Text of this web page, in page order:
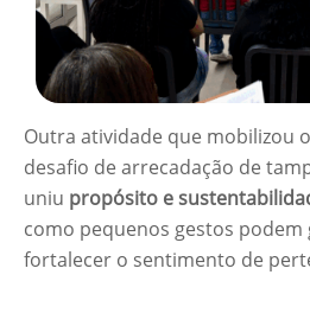
Outra atividade que mobilizou
desafio de arrecadação de
uniu propósito e
como pequenos gestos
fortalecer o sentimento de